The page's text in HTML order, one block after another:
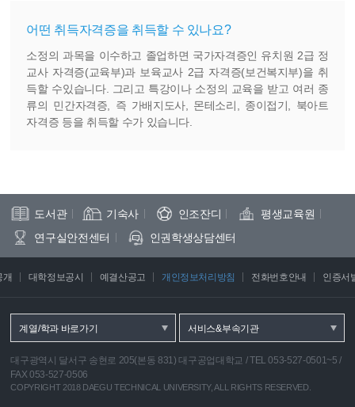
어떤 취득자격증을 취득할 수 있나요?
소정의 과목을 이수하고 졸업하면 국가자격증인 유치원 2급 정
교사 자격증(교육부)과 보육교사 2급 자격증(보건복지부)을 취
득할 수있습니다. 그리고 특강이나 소정의 교육을 받고 여러 종
류의 민간자격증, 즉 가배지도사, 몬테소리, 종이접기, 북아트
자격증 등을 취득할 수가 있습니다.
도서관 기숙사 인조잔디
평생교육원
연구실안전센터
인권학생상담센터
개 대학정보공시 예결산공고 개인정보처리방침 전화번호안내 인증서
대구광역시 달서구 송현로 205(본동 831) 대구공업대학교 /TEL 053-527-0501~5/
FAX 053-527-0506
COPYRIGHT 2018 DAEGU TECHNICAL UNIVERSITY, ALL RIGHTS RESERVED.
계열/학과 바로가기 서비스&부속기관